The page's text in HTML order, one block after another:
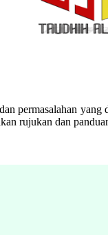
permasalahan yang
rujukan dan